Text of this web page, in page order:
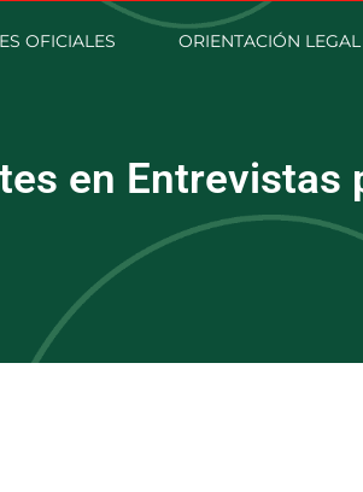
OFICIALES ORIENTACIÓN LEGAL
en Entrevistas